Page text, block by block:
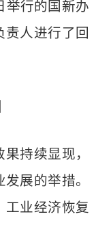
举行的国新办
责人进行了回
持续显现，
展的举措。
工业经济恢复